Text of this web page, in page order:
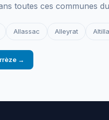
toutes ces communes
Allassac Alleyrat
→